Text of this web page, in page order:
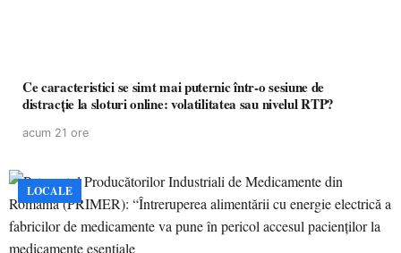
Ce caracteristici se simt mai puternic într-o sesiune de
distracție la sloturi online: volatilitatea sau nivelul RTP?
acum 21 ore
LOCALE